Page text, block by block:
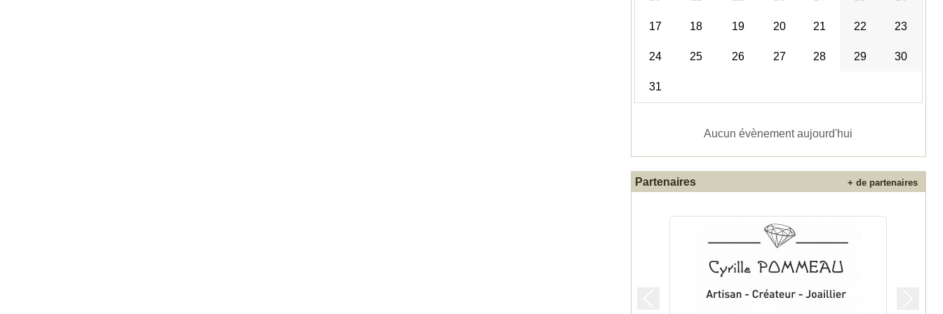
17 18 19 20 21 22 23
24 25 26 27 28 29 30
31
Aucun évènement aujourd'hui
Partenaires + de partenaires